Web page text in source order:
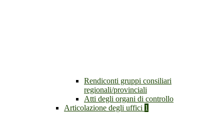
Rendiconti gruppi consiliari
regionali/provinciali
Atti degli organi di controllo
Articolazione degli uffici 1